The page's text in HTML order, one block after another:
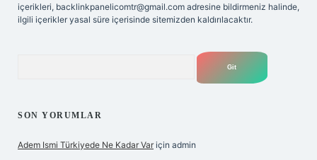
içerikleri, backlinkpanelicomtr@gmail.com adresine bildirmeniz halinde,
ilgili içerikler yasal süre içerisinde sitemizden kaldırılacaktır.
SON YORUMLAR
Adem Ismi Türkiyede Ne Kadar Var için admin